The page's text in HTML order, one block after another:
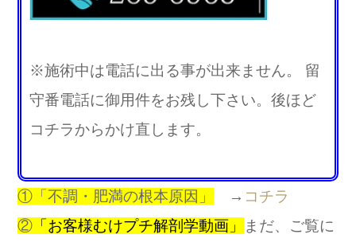
※施術中は電話に出る事が出来ません。 留
守番電話に御用件をお残し下さい。後ほど
コチラからかけ直します。
①「不調・肥満の根本原因」 → コチラ
② 「お客様むけプチ解剖学動画」
まだ、ご覧に